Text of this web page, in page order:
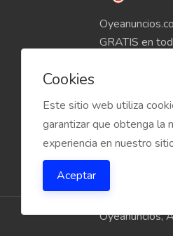
GRATIS en
Empleos,
Teléfonos,
venta de
Oyeanuncios,
Cookies
Este sitio web utiliza
garantizar que obtenga la
experiencia en nuestro
Aceptar